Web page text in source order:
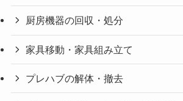
厨房機器の回収・処分
家具移動・家具組み立て
プレハブの解体・撤去